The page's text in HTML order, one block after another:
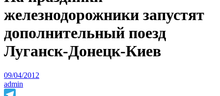
железнодорожники запустят
дополнительный поезд
Луганск-Донецк-Киев
09/04/2012
admin